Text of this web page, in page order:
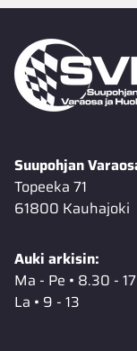
Suupohjan
Topeeka 71
61800 Kauhajoki
Auki arkisin:
Ma - Pe • 8.30 -
La • 9 - 13